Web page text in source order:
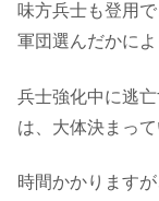
味方兵士も登用
軍団選んだかによ
兵士強化中に逃
は、大体決まって
時間かかります